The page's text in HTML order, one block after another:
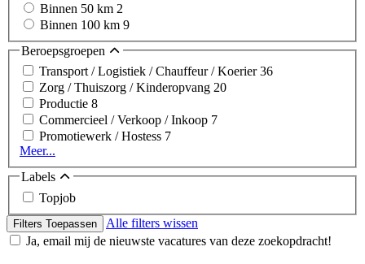
Binnen 50 km 2
Binnen 100 km 9
Beroepsgroepen
Transport / Logistiek / Chauffeur / Koerier36
Zorg / Thuiszorg / Kinderopvang 20
Productie 8
Commercieel / Verkoop / Inkoop 7
Promotiewerk / Hostess 7
Meer...
Labels
Topjob
Filters Toepassen
Alle filters wissen
Ja, email mij de nieuwste vacatures van deze zoekopdracht!